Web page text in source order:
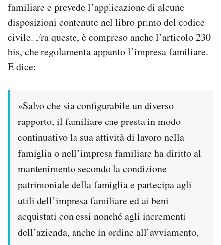
familiare e prevede l’applicazione di alcune
disposizioni contenute nel libro primo del codice
civile. Fra queste, è compreso anche l’articolo 230
bis, che regolamenta appunto l’impresa familiare.
E dice:
«Salvo che sia configurabile un diverso
rapporto, il familiare che presta in modo
continuativo la sua attività di lavoro nella
famiglia o nell’impresa familiare ha diritto al
mantenimento secondo la condizione
patrimoniale della famiglia e partecipa agli
utili dell’impresa familiare ed ai beni
acquistati con essi nonché agli incrementi
dell’azienda, anche in ordine all’avviamento,